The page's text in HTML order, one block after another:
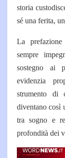
storia
sé una ferita,
La
sempre
sostegno ai
evidenzia
strumento di
diventano così
tra sogno e
profondità dei